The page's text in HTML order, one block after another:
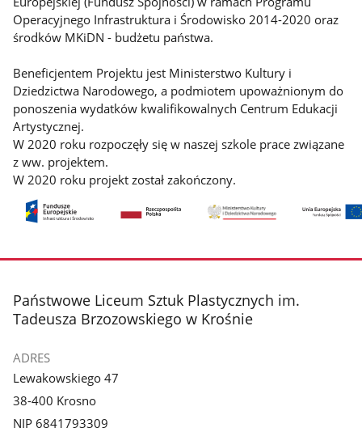
Operacyjnego Infrastruktura i Środowisko 2014-2020 oraz
środków MKiDN - budżetu państwa.
Beneficjentem Projektu jest Ministerstwo Kultury i
Dziedzictwa Narodowego, a podmiotem upoważnionym do
ponoszenia wydatków kwalifikowalnych Centrum Edukacji
Artystycznej.
W 2020 roku rozpoczęły się w naszej szkole prace związane
z ww. projektem.
W 2020 roku projekt został zakończony.
stopka
Państwowe Liceum Sztuk Plastycznych im.
Tadeusza Brzozowskiego w Krośnie
ADRES
Lewakowskiego 47
38-400 Krosno
NIP 6841793309